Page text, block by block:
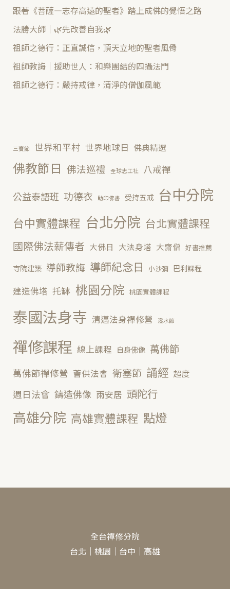
跟著《菩薩—志存高遠的聖者》踏上成佛的覺悟之路
法勝大師｜🌿先改善自我🌿
祖師之德行：正直誠信，頂天立地的聖者風骨
祖師教誨｜援助世人：和樂團結的四攝法門
祖師之德行：嚴持戒律，清淨的僧伽風範
三寶節 世界和平村 世界地球日 佛典精選
佛教節日 佛法巡禮 全球志工社 八戒禪
公益泰語班 功德衣 助印佛書 受持五戒 台中分院
台中實體課程 台北分院 台北實體課程
國際佛法薪傳者 大佛日 大法身塔 大齋僧 好書推薦
寺院建築 導師教誨 導師紀念日 小沙彌 巴利課程
建造佛塔 托缽 桃園分院 桃園實體課程
泰國法身寺 清邁法身禪修營 潑水節
禪修課程 線上課程 自身佛像 萬佛節
萬佛節禪修營 薈供法會 衛塞節 誦經 超度
週日法會 鑄造佛像 雨安居 頭陀行
高雄分院 高雄實體課程 點燈
全台禪修分院
台北 ｜ 桃園 ｜ 台中 ｜ 高雄